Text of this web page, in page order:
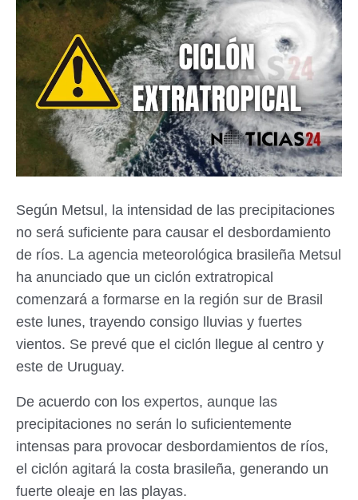
Según Metsul, la intensidad de las precipitaciones
no será suficiente para causar el desbordamiento
de ríos. La agencia meteorológica brasileña Metsul
ha anunciado que un ciclón extratropical
comenzará a formarse en la región sur de Brasil
este lunes, trayendo consigo lluvias y fuertes
vientos. Se prevé que el ciclón llegue al centro y
este de Uruguay.
De acuerdo con los expertos, aunque las
precipitaciones no serán lo suficientemente
intensas para provocar desbordamientos de ríos,
el ciclón agitará la costa brasileña, generando un
fuerte oleaje en las playas.